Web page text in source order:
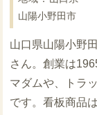
山陽小野田市
山口県山陽小野
さん。創業は
マダムや、トラ
です。看板商品